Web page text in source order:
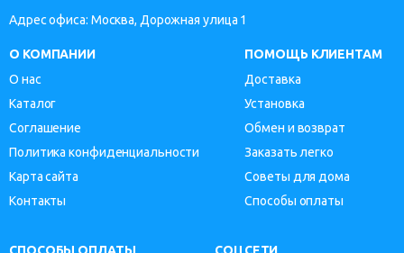
Адрес офиса: Москва, Дорожная улица 1
О КОМПАНИИ
О нас
Каталог
Соглашение
Политика конфиденциальности
Карта сайта
Контакты
ПОМОЩЬ КЛИЕНТАМ
Доставка
Установка
Обмен и возврат
Заказать легко
Советы для дома
Способы оплаты
СПОСОБЫ ОПЛАТЫ СОЦСЕТИ